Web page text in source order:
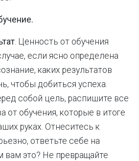
. Ценность от обучения
если ясно определена
каких результатов
чтобы добиться успеха.
собой цель, распишите все
от обучения, которые в итоге
руках. Отнеситесь к
ответьте себе на
вам это? Не превращайте